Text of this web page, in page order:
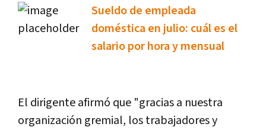
Sueldo de empleada
doméstica en julio: cuál es el
salario por hora y mensual
El dirigente afirmó que "gracias a nuestra
organización gremial, los trabajadores y